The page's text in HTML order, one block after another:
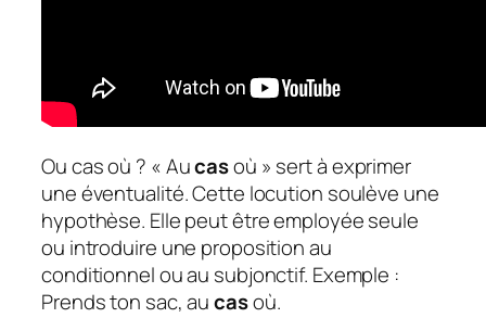
Ou cas où ? « Aucasoù » sert à exprimer
une éventualité. Cette locution soulève une
hypothèse. Elle peut être employée seule
ou introduire une proposition au
conditionnel ou au subjonctif. Exemple :
Prends ton sac, aucasoù.